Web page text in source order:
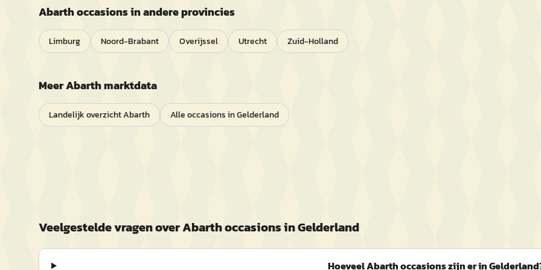
Abarthoccasions in andere provincies
Limburg Noord-Brabant Overijssel Utrecht Zuid-Holland
MeerAbarthmarktdata
Landelijk overzichtAbarth Alle occasions inGelderland
Veelgestelde vragen overAbarthoccasions inGelderland
Hoeveel Abarth occasions zijn er in